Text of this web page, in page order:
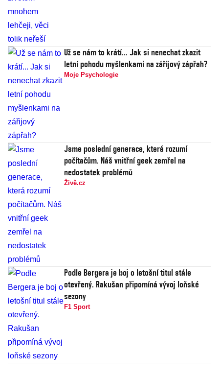
Už se nám to krátí... Jak si nenechat zkazit
letní pohodu myšlenkami na zářijový zápřah?
Moje Psychologie
Jsme poslední generace, která rozumí
počítačům. Náš vnitřní geek zemřel na
nedostatek problémů
Živě.cz
Podle Bergera je boj o letošní titul stále
otevřený. Rakušan připomíná vývoj loňské
sezony
F1 Sport